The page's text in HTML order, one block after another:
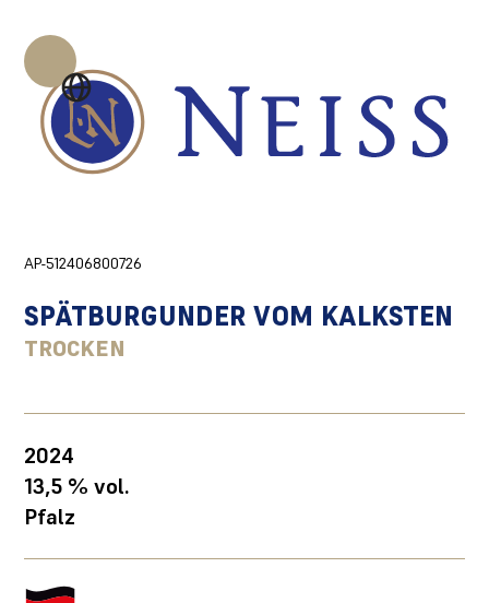
AP-512406800726
SPÄTBURGUNDER VOM KALKSTEN
TROCKEN
2024
13,5 % vol.
Pfalz